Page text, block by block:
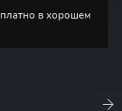
в хорошем